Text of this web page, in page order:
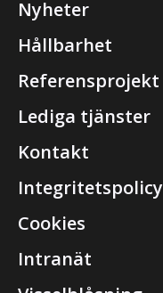
Nyheter
Hållbarhet
Referensprojekt
Lediga tjänster
Kontakt
Integritetspolicy
Cookies
Intranät